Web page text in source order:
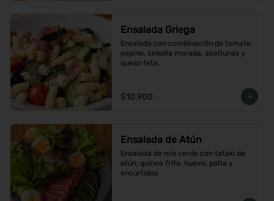
Ensalada Griega
Ensalada con combinación de tomate,
pepino, cebolla morada, aceitunas y
queso feta.
$10.900
Ensalada de Atún
Ensalada de mix verde con tataki de
atún, quinoa frita, huevo, palta y
encurtidos